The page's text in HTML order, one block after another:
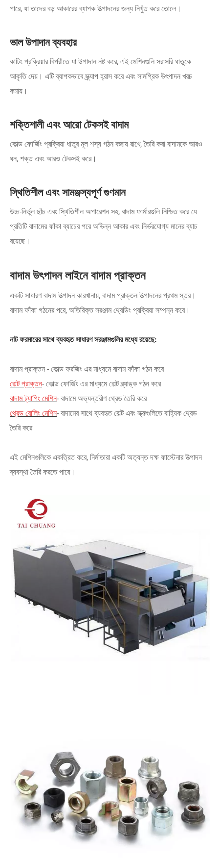
পারে, যা তাদের বড় আকারের ব্যাপক উত্পাদনের জন্য নিখুঁত করে তোলে।
ভাল উপাদান ব্যবহার
কাটিং প্রক্রিয়ার বিপরীতে যা উপাদান নষ্ট করে, এই মেশিনগুলি সরাসরি ধাতুকে
আকৃতি দেয়। এটি ব্যাপকভাবে স্ক্র্যাপ হ্রাস করে এবং সামগ্রিক উৎপাদন খরচ
কমায়।
শক্তিশালী এবং আরো টেকসই বাদাম
কোল্ড ফোর্জিং প্রক্রিয়া ধাতুর মূল শস্য গঠন বজায় রাখে, তৈরি করা বাদামকে আরও
ঘন, শক্ত এবং আরও টেকসই করে।
স্থিতিশীল এবং সামঞ্জস্যপূর্ণ গুণমান
উচ্চ-নির্ভুল ছাঁচ এবং স্থিতিশীল অপারেশন সহ, বাদাম ফার্মারগুলি নিশ্চিত করে যে
প্রতিটি বাদামের ফাঁকা ব্যাচের পরে অভিন্ন আকার এবং নির্ভরযোগ্য মানের ব্যাচ
রয়েছে।
বাদাম উৎপাদন লাইনে বাদাম প্রাক্তন
একটি সাধারণ বাদাম উত্পাদন কারখানায়, বাদাম প্রাক্তন উত্পাদনের প্রথম স্তর।
বাদাম ফাঁকা গঠনের পরে, অতিরিক্ত সরঞ্জাম থ্রেডিং প্রক্রিয়া সম্পন্ন করে।
নাট ফরমারের সাথে ব্যবহৃত সাধারণ সরঞ্জামগুলির মধ্যে রয়েছে:
বাদাম প্রাক্তন - কোল্ড ফরজিং এর মাধ্যমে বাদাম ফাঁকা গঠন করে
বোল্ট প্রাক্তন- কোল্ড ফোর্জিং এর মাধ্যমে বোল্ট ব্ল্যাঙ্ক গঠন করে
বাদাম ট্যাপিং মেশিন- বাদামে অভ্যন্তরীণ থ্রেড তৈরি করে
থ্রেড রোলিং মেশিন- বাদামের সাথে ব্যবহৃত বোল্ট এবং স্ক্রুগুলিতে বাহ্যিক থ্রেড
তৈরি করে
এই মেশিনগুলিকে একত্রিত করে, নির্মাতারা একটি অত্যন্ত দক্ষ ফাস্টেনার উত্পাদন
ব্যবস্থা তৈরি করতে পারে।